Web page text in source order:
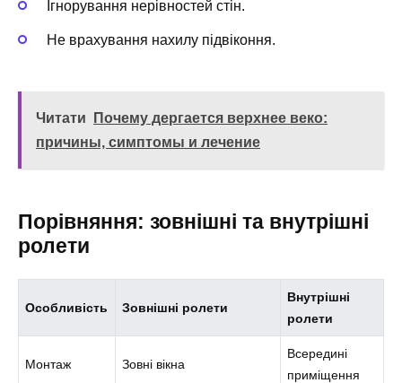
Ігнорування нерівностей стін.
Не врахування нахилу підвіконня.
Читати
Почему дергается верхнее веко:
причины, симптомы и лечение
Порівняння: зовнішні та внутрішні
ролети
Особливість Зовнішні ролети
Внутрішні
ролети
Монтаж Зовні вікна
Всередині
приміщення